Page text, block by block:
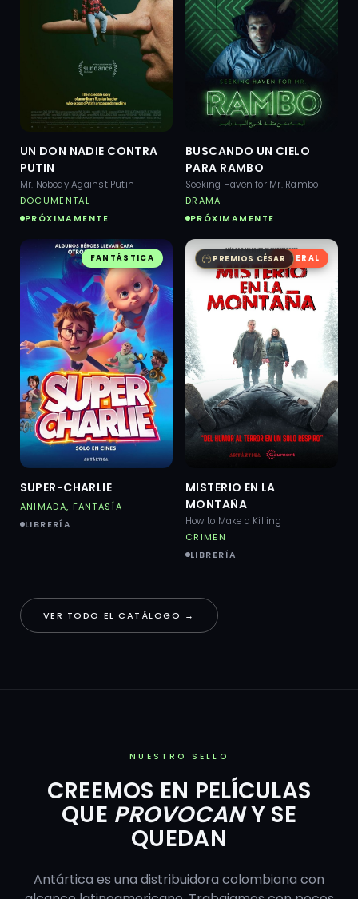
UN DON NADIE CONTRA
PUTIN
Mr. Nobody Against Putin
DOCUMENTAL
PRÓXIMAMENTE
BUSCANDO UN CIELO
PARA RAMBO
Seeking Haven for Mr. Rambo
DRAMA
PRÓXIMAMENTE
FANTÁSTICA
SUPER-CHARLIE
ANIMADA, FANTASÍA
LIBRERÍA
SIDERAL
PREMIOS CÉSAR
MISTERIO EN LA
MONTAÑA
How to Make a Killing
CRIMEN
LIBRERÍA
VER TODO EL CATÁLOGO →
NUESTRO SELLO
CREEMOS EN PELÍCULAS
QUE PROVOCANY SE
QUEDAN
Antártica es una distribuidora colombiana con